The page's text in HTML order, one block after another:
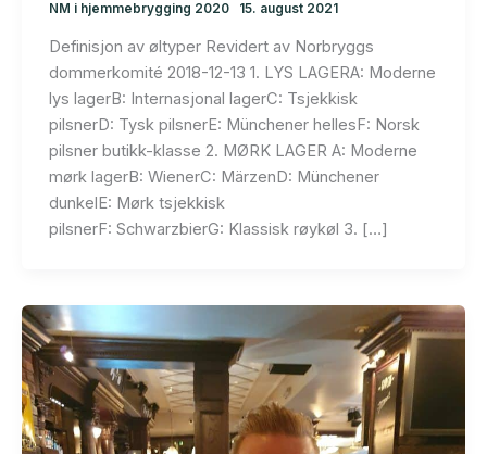
NM i hjemmebrygging 2020 15. august 2021
Definisjon av øltyper Revidert av Norbryggs
dommerkomité 2018-12-13 1. LYS LAGERA: Moderne
lys lagerB: Internasjonal lagerC: Tsjekkisk
pilsnerD: Tysk pilsnerE: Münchener hellesF: Norsk
pilsner butikk-klasse 2. MØRK LAGER A: Moderne
mørk lagerB: WienerC: MärzenD: Münchener
dunkelE: Mørk tsjekkisk
pilsnerF: SchwarzbierG: Klassisk røykøl 3. […]